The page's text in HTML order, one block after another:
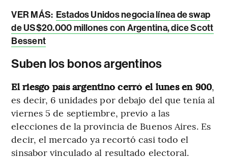
VER MÁS: Estados Unidos negocia línea de swap
de US$20.000 millones con Argentina, dice Scott
Bessent
Suben los bonos argentinos
El riesgo país argentino cerró el lunes en 900,
es decir, 6 unidades por debajo del que tenía al
viernes 5 de septiembre, previo a las
elecciones de la provincia de Buenos Aires. Es
decir, el mercado ya recortó casi todo el
sinsabor vinculado al resultado electoral.